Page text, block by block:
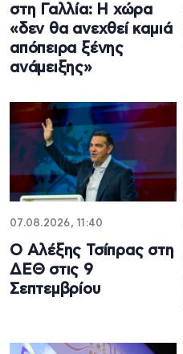
στη Γαλλία: Η χώρα
«δεν θα ανεχθεί καμιά
απόπειρα ξένης
ανάμειξης»
07.08.2026, 11:40
Ο Αλέξης Τσίπρας στη
ΔΕΘ στις 9
Σεπτεμβρίου